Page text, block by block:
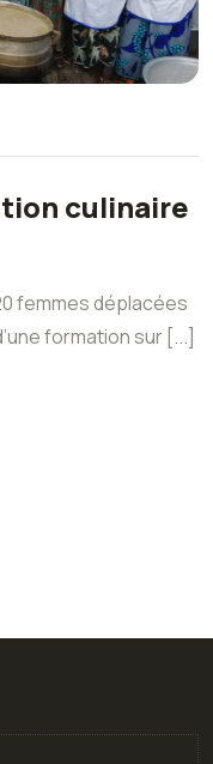
culinaire
femmes déplacées
formation sur [...]